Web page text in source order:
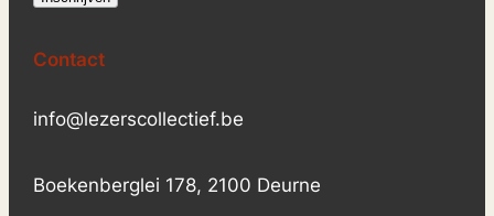
Contact
info@lezerscollectief.be
Boekenberglei 178, 2100 Deurne